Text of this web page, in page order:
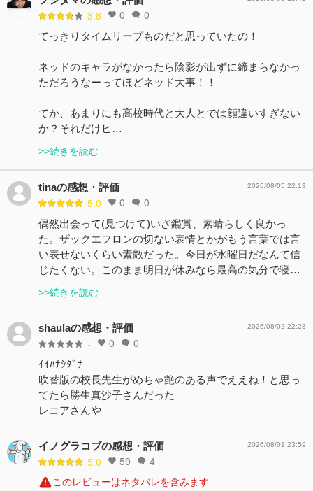
3.8 0 0
てっきりタイムリープものだと思っていたの！
ネッドのキャラがなかったら陰影が出ずに締まらなかっ
ただろうなーってほどネッド大事！！
てか、あまりにも高校時代と大人とでは顔違いすぎない
か？それだけヒ…
>>続きを読む
tinaの感想・評価
5.0 0 0
2026/08/05 22:13
偶然出会って(見つけて)いざ鑑賞、素晴らしく良かっ
た。ザックエフロンの切ない表情とかがもう言葉では言
い表せないくらい素敵だった。今日が水曜日だなんて信
じたくない。このまま明日が休みなら最高の気分で寝…
>>続きを読む
shaulaの感想・評価
- 0 0
2026/08/02 22:23
ｲｲﾊﾅｼﾀﾞﾅｰ
吹替版の校長先生がめちゃ艶のある声でええね！と思っ
てたら勝生真沙子さんだった
レコアさんや
イノグラコブの感想・評価
5.0 59 4
2026/08/01 23:59
このレビューはネタバレを含みます